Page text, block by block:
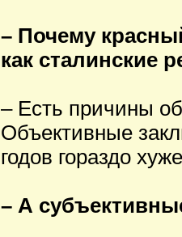
– Почему
как сталинские
– Есть причины
Объективные
годов гораздо
– А